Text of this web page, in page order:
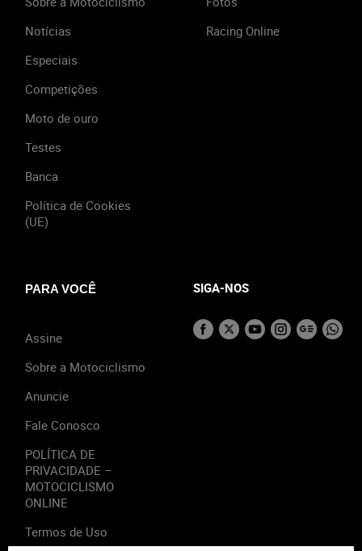
Notícias
Especiais
Competições
Moto de ouro
Testes
Banca
Política de Cookies
(UE)
Racing Online
PARA VOCÊ
Assine
Sobre a Motociclismo
Anuncie
Fale Conosco
POLÍTICA DE
PRIVACIDADE –
MOTOCICLISMO
ONLINE
Termos de Uso
SIGA-NOS